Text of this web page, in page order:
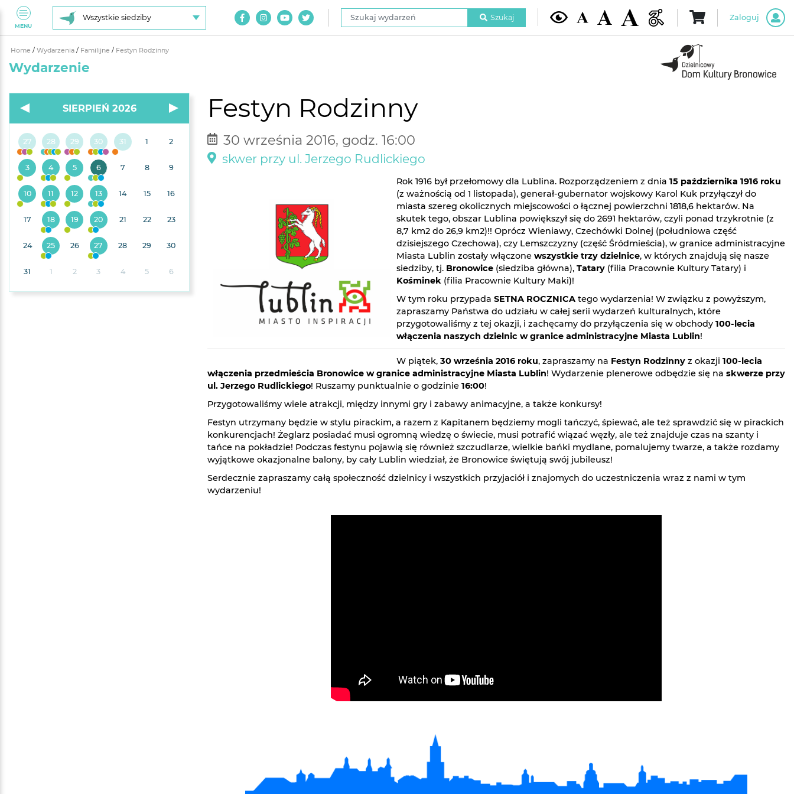
MENU
Wszystkie siedziby
Szukaj wydarzeń
Szukaj Zaloguj
Home / Wydarzenia / Familijne / Festyn Rodzinny
Wydarzenie
Festyn Rodzinny
30 września 2016, godz. 16:00
skwer przy ul. Jerzego Rudlickiego
Rok 1916 był przełomowy dla Lublina. Rozporządzeniem z dnia 15 października 1916 roku
(z ważnością od 1 listopada), generał-gubernator wojskowy Karol Kuk przyłączył do
miasta szereg okolicznych miejscowości o łącznej powierzchni 1818,6 hektarów. Na
skutek tego, obszar Lublina powiększył się do 2691 hektarów, czyli ponad trzykrotnie (z
8,7 km2 do 26,9 km2)!! Oprócz Wieniawy, Czechówki Dolnej (południowa część
dzisiejszego Czechowa), czy Lemszczyzny (część Śródmieścia), w granice administracyjne
Miasta Lublin zostały włączone wszystkie trzy dzielnice, w których znajdują się nasze
siedziby, tj. Bronowice (siedziba główna), Tatary (filia Pracownie Kultury Tatary) i
Kośminek (filia Pracownie Kultury Maki)!
W tym roku przypada SETNA ROCZNICA tego wydarzenia! W związku z powyższym,
zapraszamy Państwa do udziału w całej serii wydarzeń kulturalnych, które
przygotowaliśmy z tej okazji, i zachęcamy do przyłączenia się w obchody 100-lecia
włączenia naszych dzielnic w granice administracyjne Miasta Lublin!
W piątek, 30 września 2016 roku, zapraszamy na Festyn Rodzinny z okazji 100-lecia
włączenia przedmieścia Bronowice w granice administracyjne Miasta Lublin! Wydarzenie plenerowe odbędzie się na skwerze przy
ul. Jerzego Rudlickiego! Ruszamy punktualnie o godzinie 16:00!
Przygotowaliśmy wiele atrakcji, między innymi gry i zabawy animacyjne, a także konkursy!
Festyn utrzymany będzie w stylu pirackim, a razem z Kapitanem będziemy mogli tańczyć, śpiewać, ale też sprawdzić się w pirackich
konkurencjach! Żeglarz posiadać musi ogromną wiedzę o świecie, musi potrafić wiązać węzły, ale też znajduje czas na szanty i
tańce na pokładzie! Podczas festynu pojawią się również szczudlarze, wielkie bańki mydlane, pomalujemy twarze, a także rozdamy
wyjątkowe okazjonalne balony, by cały Lublin wiedział, że Bronowice świętują swój jubileusz!
Serdecznie zapraszamy całą społeczność dzielnicy i wszystkich przyjaciół i znajomych do uczestniczenia wraz z nami w tym
wydarzeniu!
SIERPIEŃ 2026
27 28 29 30 31 1 2
3 4 5 6 7 8 9
10 11 12 13 14 15 16
17 18 19 20 21 22 23
24 25 26 27 28 29 30
31 1 2 3 4 5 6